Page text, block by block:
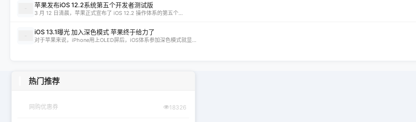
苹果发布iOS 12.2系统第五个开发者测试版
3 月 12 日清晨，苹果正式宣布了 iOS 12.2 操作体系的第五个...
iOS 13.1曝光 加入深色模式 苹果终于给力了
对于苹果来说，iPhone用上OLED屏后，iOS体系参加深色模式就显...
热门推荐
网购优惠券 18326